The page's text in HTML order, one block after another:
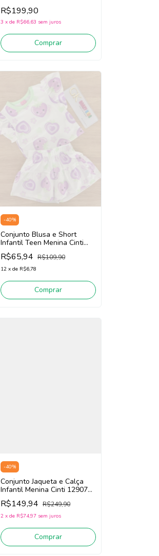
22196 (Off White/Rosa)
R$199,90
3 x de R$66,63 sem juros
Comprar
-40%
Conjunto Blusa e Short
Infantil Teen Menina Cinti
22008 (Off White/Roxo)
R$65,94 R$109,90
12 x de R$6,78
Comprar
-40%
Conjunto Jaqueta e Calça
Infantil Menina Cinti 12907
(Verde)
R$149,94 R$249,90
2 x de R$74,97 sem juros
Comprar